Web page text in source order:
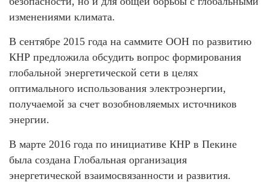
изменениями климата.
В сентябре 2015 года на саммите ООН по развитию
КНР предложила обсудить вопрос формирования
глобальной энергетической сети в целях
оптимального использования электроэнергии,
получаемой за счет возобновляемых источников
энергии.
В марте 2016 года по инициативе КНР в Пекине
была создана Глобальная организация
энергетической взаимосвязанности и развития.